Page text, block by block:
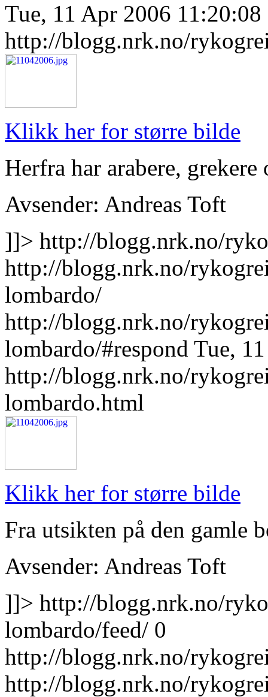
Tue, 11 Apr 2006 11:20:08
http://blogg.nrk.no/
Klikk her for større bilde
Herfra har arabere,
Avsender: Andreas Toft
]]> http://blogg.nrk.no/
http://blogg.nrk.no/
lombardo/
http://blogg.nrk.no/
lombardo/#respond Tue,
http://blogg.nrk.no/
lombardo.html
Klikk her for større bilde
Fra utsikten på den gamle
Avsender: Andreas Toft
]]> http://blogg.nrk.no/
lombardo/feed/ 0
http://blogg.nrk.no/
http://blogg.nrk.no/